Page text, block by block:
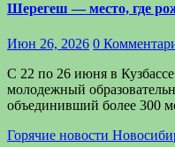
Шерегеш — место, где
Июн 26, 2026 0
С 22 по 26 июня в
молодежный
объединивший более 300
Горячие новости